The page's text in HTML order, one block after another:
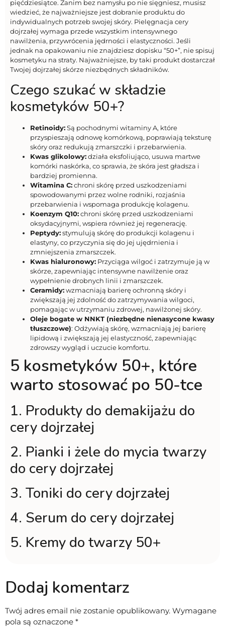
pięćdziesiątce. Zanim bez namysłu po nie sięgniesz, musisz
wiedzieć, że najważniejsze jest dobranie produktu do
indywidualnych potrzeb swojej skóry. Pielęgnacja cery
dojrzałej wymaga przede wszystkim intensywnego
nawilżenia, przywrócenia jędrności i elastyczności. Jeśli
jednak na opakowaniu nie znajdziesz dopisku “50+”, nie spisuj
kosmetyku na straty. Najważniejsze, by taki produkt dostarczał
Twojej dojrzałej skórze niezbędnych składników.
Czego szukać w składzie
kosmetyków 50+?
Retinoidy:Są pochodnymi witaminy A, które
przyspieszają odnowę komórkową, poprawiają teksturę
skóry oraz redukują zmarszczki i przebarwienia.
Kwas glikolowy:działa eksfoliująco, usuwa martwe
komórki naskórka, co sprawia, że skóra jest gładsza i
bardziej promienna.
Witamina C:chroni skórę przed uszkodzeniami
spowodowanymi przez wolne rodniki, rozjaśnia
przebarwienia i wspomaga produkcję kolagenu.
Koenzym Q10:chroni skórę przed uszkodzeniami
oksydacyjnymi, wspiera również jej regenerację.
Peptydy:stymulują skórę do produkcji kolagenu i
elastyny, co przyczynia się do jej ujędrnienia i
zmniejszenia zmarszczek.
Kwas hialuronowy: Przyciąga wilgoć i zatrzymuje ją w
skórze, zapewniając intensywne nawilżenie oraz
wypełnienie drobnych linii i zmarszczek.
Ceramidy:wzmacniają barierę ochronną skóry i
zwiększają jej zdolność do zatrzymywania wilgoci,
pomagając w utrzymaniu zdrowej, nawilżonej skóry.
Oleje bogate w NNKT (niezbędne nienasycone kwasy
tłuszczowe): Odżywiają skórę, wzmacniają jej barierę
lipidową i zwiększają jej elastyczność, zapewniając
zdrowszy wygląd i uczucie komfortu.
5 kosmetyków 50+, które
warto stosować po 50-tce
1. Produkty do demakijażu do
cery dojrzałej
2. Pianki i żele do mycia twarzy
do cery dojrzałej
3. Toniki do cery dojrzałej
4. Serum do cery dojrzałej
5. Kremy do twarzy 50+
Dodaj komentarz
Twój adres email nie zostanie opublikowany. Wymagane
pola są oznaczone *